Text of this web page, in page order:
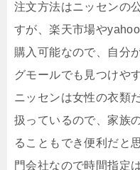
注文方法はニッセンの
すが、楽天市場や
購入可能なので、自分
グモールでも見つけや
ニッセンは女性の衣類
扱っているので、家族
ることもでき便利だと
門会社なので時間指定